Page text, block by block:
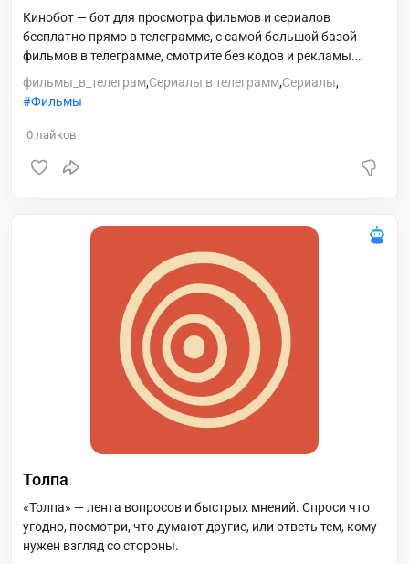
Кинобот — бот для просмотра фильмов и сериалов
бесплатно прямо в телеграмме, с самой большой базой
фильмов в телеграмме, смотрите без кодов и рекламы.
Кинобот — Ваш персональный гид по миру кино и сериалов!
🎬 Ищете идеальный фильм на вечер или новый сериал для
детальными подборками. ✨ Ключевые возможности: •
Актуальные подборки: новинки, тренды, скрытые
фильмы_в_телеграм,Сериалы в телеграмм,Сериалы,
Фильмы
0 лайков
Толпа
«Толпа» — лента вопросов и быстрых мнений. Спроси что
угодно, посмотри, что думают другие, или ответь тем, кому
нужен взгляд со стороны.